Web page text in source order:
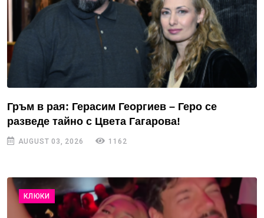
Гръм в рая: Герасим Георгиев – Геро се
разведе тайно с Цвета Гагарова!
AUGUST 03, 2026 1162
КЛЮКИ